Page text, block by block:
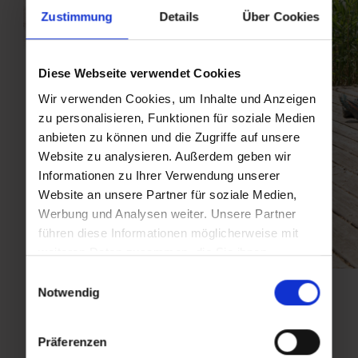
Zustimmung Details Über Cookies
Diese Webseite verwendet Cookies
Wir verwenden Cookies, um Inhalte und Anzeigen
zu personalisieren, Funktionen für soziale Medien
anbieten zu können und die Zugriffe auf unsere
Website zu analysieren. Außerdem geben wir
Informationen zu Ihrer Verwendung unserer
Website an unsere Partner für soziale Medien,
Werbung und Analysen weiter. Unsere Partner
führen diese Informationen möglicherweise mit
weiteren Daten zusammen, die Sie ihnen
Nutzung der Dienste gesammelt haben.
Notwendig
Präferenzen